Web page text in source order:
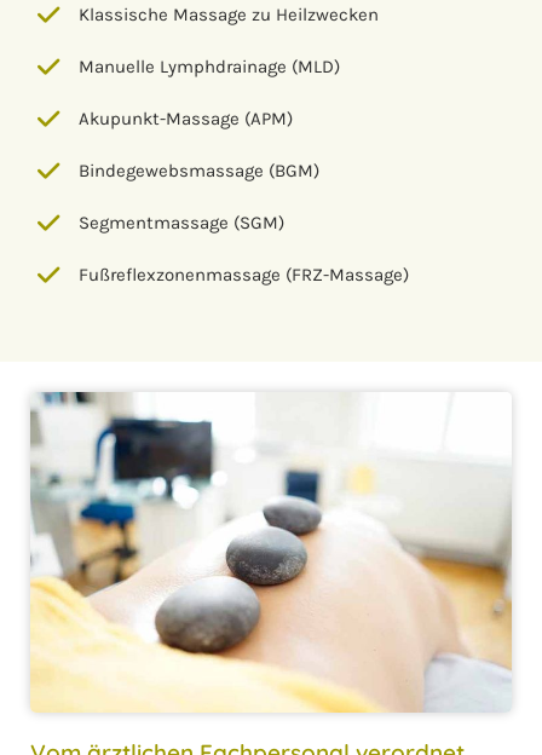
Klassische Massage zu Heilzwecken
Manuelle Lymphdrainage (MLD)
Akupunkt-Massage (APM)
Bindegewebsmassage (BGM)
Segmentmassage (SGM)
Fußreflexzonenmassage (FRZ-Massage)